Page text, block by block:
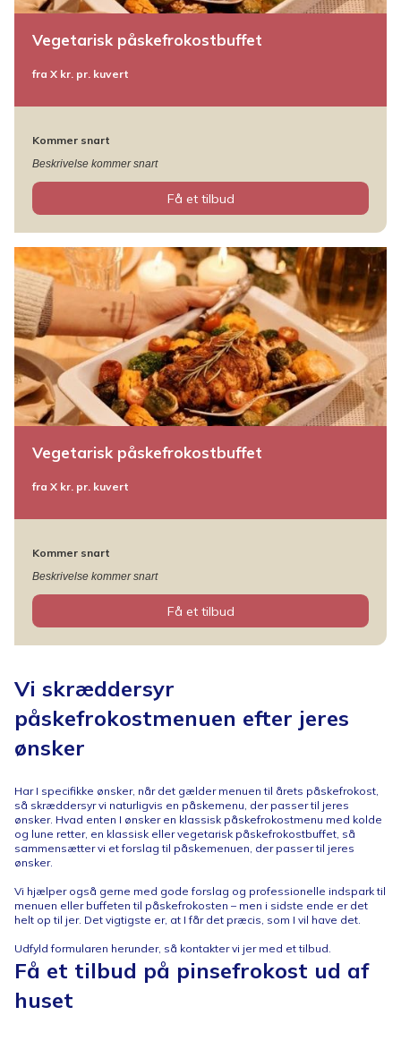
Vegetarisk påskefrokostbuffet
fra X kr. pr. kuvert
Kommer snart
Beskrivelse kommer snart
Få et tilbud
Vegetarisk påskefrokostbuffet
fra X kr. pr. kuvert
Kommer snart
Beskrivelse kommer snart
Få et tilbud
Vi skræddersyr
påskefrokostmenuen efter jeres
ønsker
Har I specifikke ønsker, når det gælder menuen til årets påskefrokost,
så skræddersyr vi naturligvis en påskemenu, der passer til jeres
ønsker. Hvad enten I ønsker en klassisk påskefrokostmenu med kolde
og lune retter, en klassisk eller vegetarisk påskefrokostbuffet, så
sammensætter vi et forslag til påskemenuen, der passer til jeres
ønsker.
Vi hjælper også gerne med gode forslag og professionelle indspark til
menuen eller buffeten til påskefrokosten – men i sidste ende er det
helt op til jer. Det vigtigste er, at I får det præcis, som I vil have det.
Udfyld formularen herunder, så kontakter vi jer med et tilbud.
Få et tilbud på pinsefrokost ud af
huset